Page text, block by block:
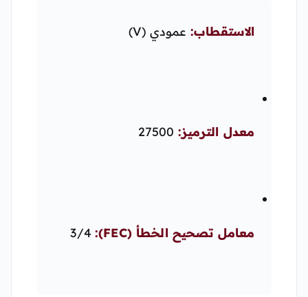
الاستقطاب: عمودي (V)
معدل الترميز:
معامل تصحيح الخطأ (FEC): 3/4